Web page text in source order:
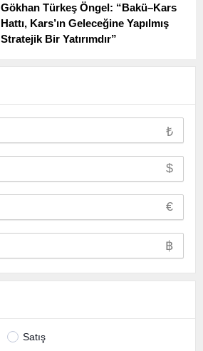
Gökhan Türkeş Öngel: “Bakü–Kars
Hattı, Kars’ın Geleceğine Yapılmış
Stratejik Bir Yatırımdır”
₺
$
€
฿
Satış